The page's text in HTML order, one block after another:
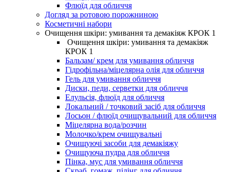
Флюїд для обличчя
Догляд за ротовою порожниною
Косметичні набори
Очищення шкіри: умивання та демакіяж КРОК 1
Очищення шкіри: умивання та демакіяж
КРОК 1
Бальзам/ крем для умивання обличчя
Гідрофільна/міцелярна олія для обличчя
Гель для умивання обличчя
Диски, педи, серветки для обличчя
Елульсія, флюїд для обличчя
Локальний / точковий засіб для обличчя
Лосьон / флюїд очищувальний для обличчя
Міцелярна вода/розчин
Молочко/крем очищувальні
Очищуючі засоби для демакіяжу
Очищуюча пудра для обличчя
Пінка, мус для умивання обличчя